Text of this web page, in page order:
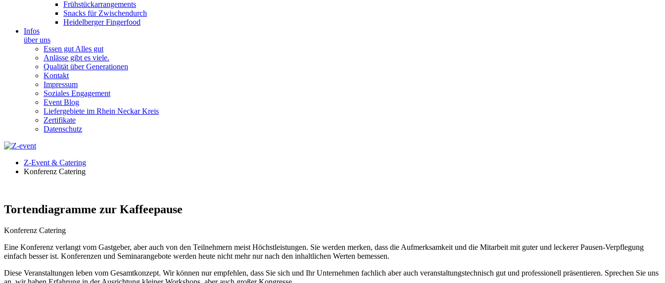
Frühstückarrangements
Snacks für Zwischendurch
Heidelberger Fingerfood
Infos
über uns
Essen gut Alles gut
Anlässe gibt es viele.
Qualität über Generationen
Kontakt
Impressum
Soziales Engagement
Event Blog
Liefergebiete im Rhein Neckar Kreis
Zertifikate
Datenschutz
Z-Event & Catering
Konferenz Catering
Tortendiagramme zur Kaffeepause
Konferenz Catering
Eine Konferenz verlangt vom Gastgeber, aber auch von den Teilnehmern meist Höchstleistungen. Sie werden merken, dass die Aufmerksamkeit und die Mitarbeit mit guter und leckerer Pausen-Verpflegung
einfach besser ist. Konferenzen und Seminarangebote werden heute nicht mehr nur nach den inhaltlichen Werten bemessen.
Diese Veranstaltungen leben vom Gesamtkonzept. Wir können nur empfehlen, dass Sie sich und Ihr Unternehmen fachlich aber auch veranstaltungstechnisch gut und professionell präsentieren. Sprechen Sie uns